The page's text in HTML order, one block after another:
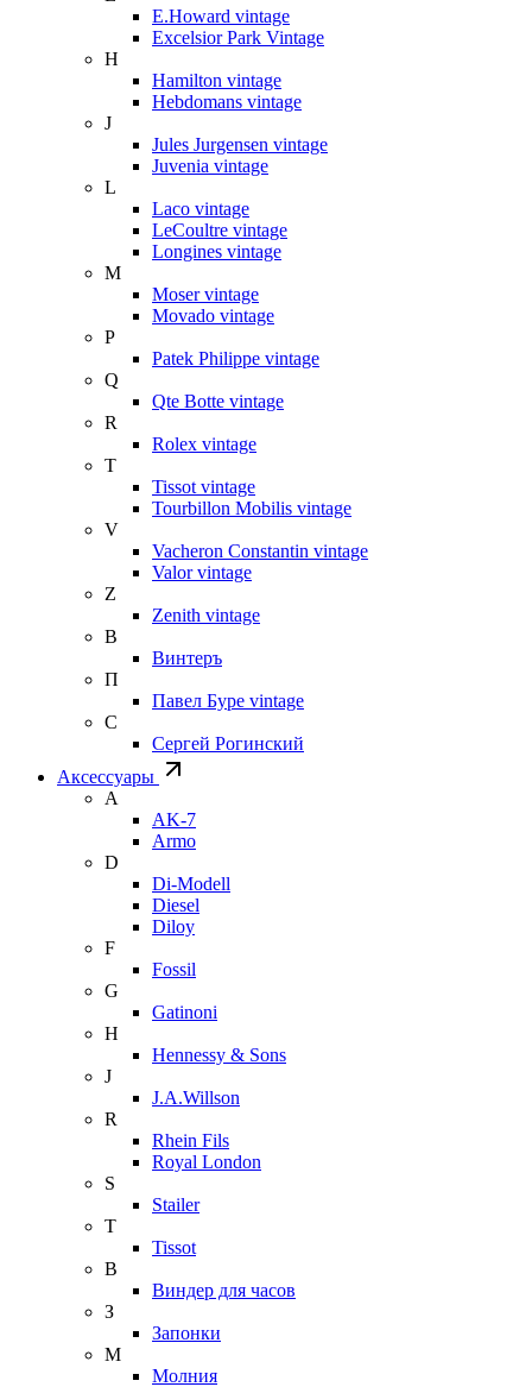
E.Howard vintage
Excelsior Park Vintage
H
Hamilton vintage
Hebdomans vintage
J
Jules Jurgensen vintage
Juvenia vintage
L
Laco vintage
LeCoultre vintage
Longines vintage
M
Moser vintage
Movado vintage
P
Patek Philippe vintage
Q
Qte Botte vintage
R
Rolex vintage
T
Tissot vintage
Tourbillon Mobilis vintage
V
Vacheron Constantin vintage
Valor vintage
Z
Zenith vintage
В
Винтеръ
П
Павел Буре vintage
С
Сергей Рогинский
Аксессуары
A
AK-7
Armo
D
Di-Modell
Diesel
Diloy
F
Fossil
G
Gatinoni
H
Hennessy & Sons
J
J.A.Willson
R
Rhein Fils
Royal London
S
Stailer
T
Tissot
В
Виндер для часов
З
Запонки
М
Молния